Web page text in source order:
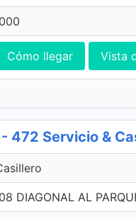
Cómo llegar Vista
- 472 Servicio &
DIAGONAL AL